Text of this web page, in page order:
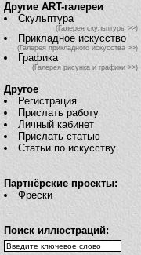
Другие ART-галереи
Скульптура
(Галерея скульптуры >>)
Прикладное искусство
(Галерея прикладного искусства >>)
Графика
(Галерея рисунка и графики >>)
Другое
Регистрация
Прислать работу
Личный кабинет
Прислать статью
Статьи по искусству
Партнёрские проекты:
Фрески
Поиск иллюстраций: